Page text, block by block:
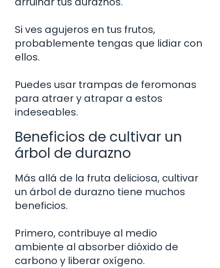
Si ves agujeros en tus frutos,
probablemente tengas que lidiar con
ellos.
Puedes usar trampas de feromonas
para atraer y atrapar a estos
indeseables.
Beneficios de cultivar un
árbol de durazno
Más allá de la fruta deliciosa, cultivar
un árbol de durazno tiene muchos
beneficios.
Primero, contribuye al medio
ambiente al absorber dióxido de
carbono y liberar oxígeno.